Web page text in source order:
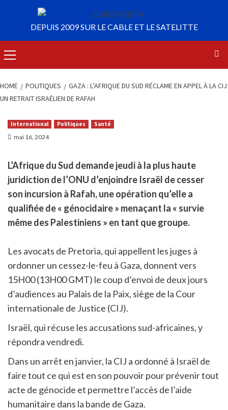
HOME POLITIQUES
GAZA : L’AFRIQUE DU SUD RÉCLAME EN APPEL À LA CIJ
UN RETRAIT ISRAÉLIEN DE RAFAH
International Politiques Santé
mai 16, 2024
L’Afrique du Sud demande jeudi à la plus haute
juridiction de l’ONU d’enjoindre Israël de cesser
son incursion à Rafah, une opération qu’elle a
qualifiée de « génocidaire » menaçant la « survie
même des Palestiniens » en tant que groupe.
Les avocats de Pretoria, qui appellent les juges à
ordonner un cessez-le-feu à Gaza, donnent vers
15H00 (13H00 GMT) le coup d’envoi de deux jours
d’audiences au Palais de la Paix, siège de la Cour
internationale de Justice (CIJ).
Israël, qui récuse les accusations sud-africaines, y
répondra vendredi.
Dans un arrêt en janvier, la CIJ a ordonné à Israël de
faire tout ce qui est en son pouvoir pour prévenir tout
acte de génocide et permettre l’accès de l’aide
humanitaire dans la bande de Gaza.